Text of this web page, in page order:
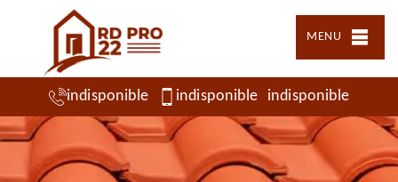
MENU
indisponible indisponible indisponible